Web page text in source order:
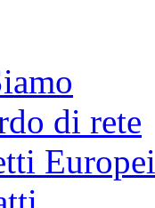
di rete
Europei